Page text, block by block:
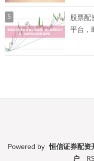
5
股票配
平台，
Powered by 恒信证券配资
户